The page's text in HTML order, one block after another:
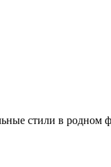
стили в родном